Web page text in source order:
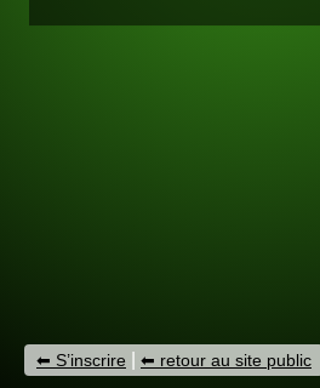
S’inscrire retour au site public